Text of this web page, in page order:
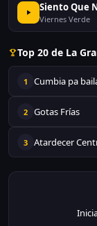
Siento Que
Viernes Verde
Top 20 de La
1 Cumbia pa
2 Gotas Frías
3 Atardecer